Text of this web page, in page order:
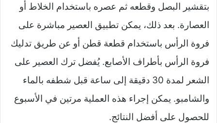
بتقشير البصل وقطعه ثم عصره باستخدام الخلاط أو
العصارة. بعد ذلك، يمكن تطبيق العصير مباشرة على
فروة الرأس باستخدام قطعة قطن أو عن طريق تدليك
فروة الرأس بأطراف الأصابع. يُفضل ترك العصير على
الشعر لمدة 30 دقيقة إلى ساعة قبل شطفه بالماء
والشامبو. يمكن إجراء هذه العملية مرتين في الأسبوع
للحصول على أفضل النتائج.